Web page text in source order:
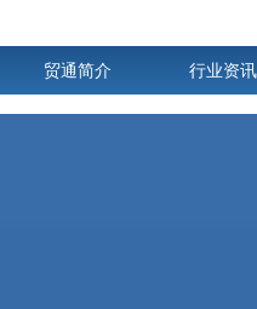
贸通简介 行业资讯